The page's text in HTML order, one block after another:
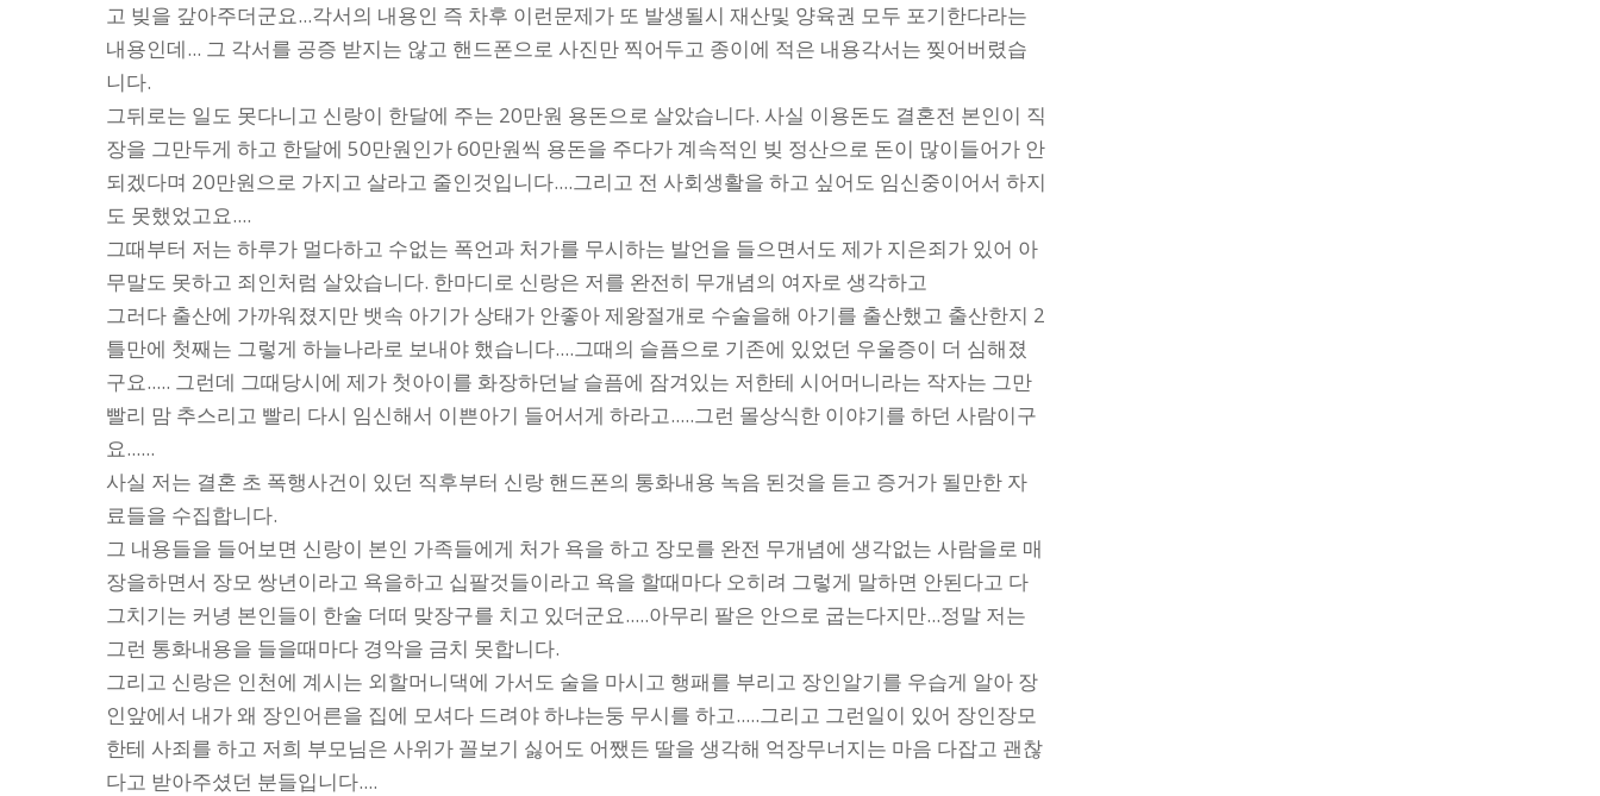
고 빚을 갚아주더군요...각서의 내용인 즉 차후 이런문제가 또 발생될시 재산및 양육권 모두 포기한다라는
내용인데... 그 각서를 공증 받지는 않고 핸드폰으로 사진만 찍어두고 종이에 적은 내용각서는 찢어버렸습
니다.
그뒤로는 일도 못다니고 신랑이 한달에 주는 20만원 용돈으로 살았습니다. 사실 이용돈도 결혼전 본인이 직
장을 그만두게 하고 한달에 50만원인가 60만원씩 용돈을 주다가 계속적인 빚 정산으로 돈이 많이들어가 안
되겠다며 20만원으로 가지고 살라고 줄인것입니다....그리고 전 사회생활을 하고 싶어도 임신중이어서 하지
도 못했었고요....
그때부터 저는 하루가 멀다하고 수없는 폭언과 처가를 무시하는 발언을 들으면서도 제가 지은죄가 있어 아
무말도 못하고 죄인처럼 살았습니다. 한마디로 신랑은 저를 완전히 무개념의 여자로 생각하고
그러다 출산에 가까워졌지만 뱃속 아기가 상태가 안좋아 제왕절개로 수술을해 아기를 출산했고 출산한지 2
틀만에 첫째는 그렇게 하늘나라로 보내야 했습니다....그때의 슬픔으로 기존에 있었던 우울증이 더 심해졌
구요..... 그런데 그때당시에 제가 첫아이를 화장하던날 슬픔에 잠겨있는 저한테 시어머니라는 작자는 그만
빨리 맘 추스리고 빨리 다시 임신해서 이쁜아기 들어서게 하라고.....그런 몰상식한 이야기를 하던 사람이구
요......
사실 저는 결혼 초 폭행사건이 있던 직후부터 신랑 핸드폰의 통화내용 녹음 된것을 듣고 증거가 될만한 자
료들을 수집합니다.
그 내용들을 들어보면 신랑이 본인 가족들에게 처가 욕을 하고 장모를 완전 무개념에 생각없는 사람을로 매
장을하면서 장모 쌍년이라고 욕을하고 십팔것들이라고 욕을 할때마다 오히려 그렇게 말하면 안된다고 다
그치기는 커녕 본인들이 한술 더떠 맞장구를 치고 있더군요.....아무리 팔은 안으로 굽는다지만...정말 저는
그런 통화내용을 들을때마다 경악을 금치 못합니다.
그리고 신랑은 인천에 계시는 외할머니댁에 가서도 술을 마시고 행패를 부리고 장인알기를 우습게 알아 장
인앞에서 내가 왜 장인어른을 집에 모셔다 드려야 하냐는둥 무시를 하고.....그리고 그런일이 있어 장인장모
한테 사죄를 하고 저희 부모님은 사위가 꼴보기 싫어도 어쨌든 딸을 생각해 억장무너지는 마음 다잡고 괜찮
다고 받아주셨던 분들입니다....